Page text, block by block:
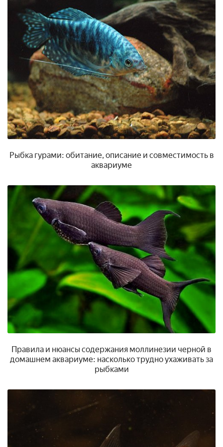
Рыбка гурами: обитание, описание и совместимость в
аквариуме
Правила и нюансы содержания моллинезии черной в
домашнем аквариуме: насколько трудно ухаживать за
рыбками